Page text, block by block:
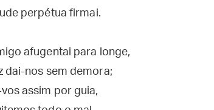
perpétua firmai.
afugentai para longe,
dai-nos sem demora;
assim por guia,